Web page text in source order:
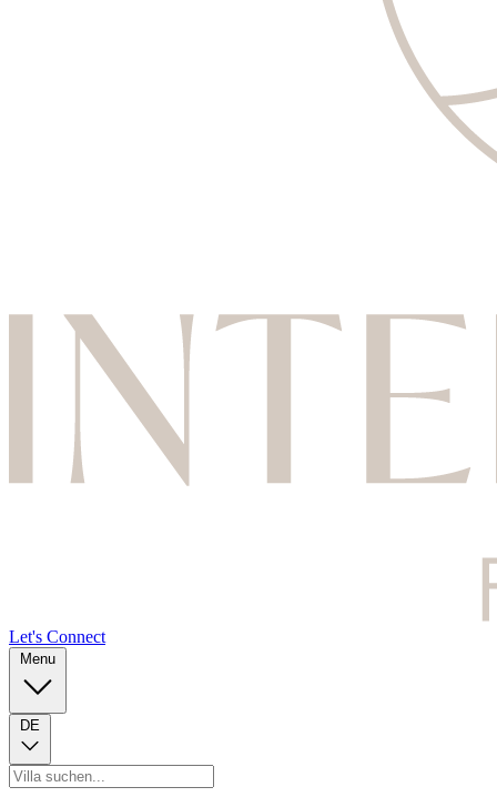
Let's Connect